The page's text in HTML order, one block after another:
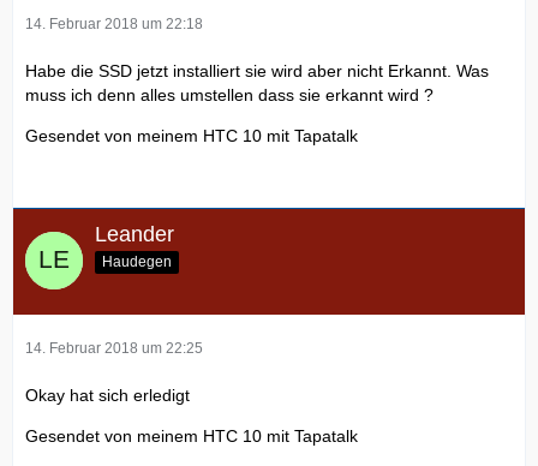
14. Februar 2018 um 22:18
Habe die SSD jetzt installiert sie wird aber nicht Erkannt. Was
muss ich denn alles umstellen dass sie erkannt wird ?
Gesendet von meinem HTC 10 mit Tapatalk
Leander
Haudegen
14. Februar 2018 um 22:25
Okay hat sich erledigt
Gesendet von meinem HTC 10 mit Tapatalk